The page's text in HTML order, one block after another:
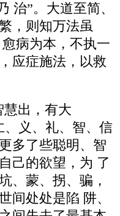
治”。大道至简、
，则知万法虽
病为本，不执一
应症施法，以救
慧出，有大
、义、礼、智、信
多了些聪明、智
己的欲望，为 了
、蒙、拐、骗，
间处处是陷 阱、